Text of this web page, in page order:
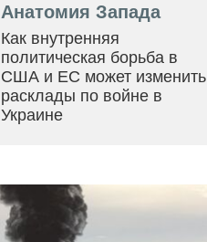
Анатомия Запада
Как внутренняя
политическая борьба в
США и ЕС может изменить
расклады по войне в
Украине